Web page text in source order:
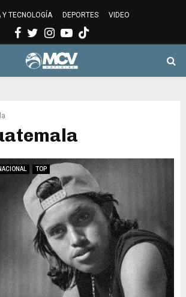
Y TECNOLOGÍA DEPORTES VIDEO
Facebook
Twitter
Instagram
Youtube
TOP